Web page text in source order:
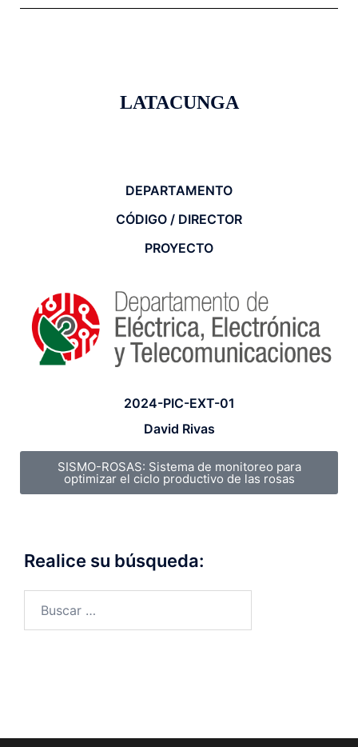
LATACUNGA
DEPARTAMENTO
CÓDIGO / DIRECTOR
PROYECTO
2024-PIC-EXT-01
David Rivas
SISMO-ROSAS: Sistema de monitoreo para
optimizar el ciclo productivo de las rosas
Realice su búsqueda: